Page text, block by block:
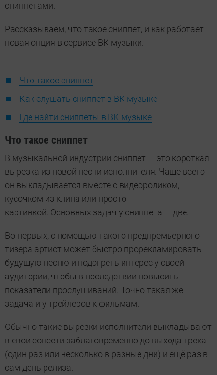
сниппетами.
Рассказываем, что такое сниппет, и как работает
новая опция в сервисе ВК музыки.
Что такое сниппет
Как слушать сниппет в ВК музыке
Где найти сниппеты в ВК музыке
Что такое сниппет
В музыкальной индустрии сниппет — это короткая
вырезка из новой песни исполнителя. Чаще всего
он выкладывается вместе с видеороликом,
кусочком из клипа или просто
картинкой. Основных задач у сниппета — две.
Во-первых, с помощью такого предпремьерного
тизера артист может быстро прорекламировать
будущую песню и подогреть интерес у своей
аудитории, чтобы в последствии повысить
показатели прослушиваний. Точно такая же
задача и у трейлеров к фильмам.
Обычно такие вырезки исполнители выкладывают
в свои соцсети заблаговременно до выхода трека
(один раз или несколько в разные дни) и ещё раз в
сам день релиза.